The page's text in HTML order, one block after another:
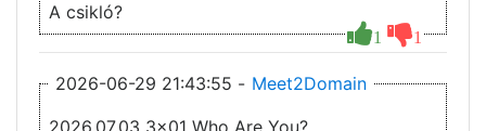
1 1
A csikló?
2026-06-29 21:43:55 - Meet2Domain